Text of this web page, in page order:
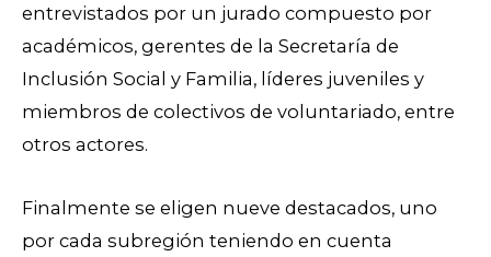
entrevistados por un jurado compuesto por
académicos, gerentes de la Secretaría de
Inclusión Social y Familia, líderes juveniles y
miembros de colectivos de voluntariado, entre
otros actores.
Finalmente se eligen nueve destacados, uno
por cada subregión teniendo en cuenta